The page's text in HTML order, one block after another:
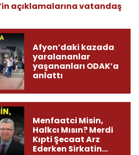
açıklamalarına vatandaş
Afyon’daki kazada
yaralananlar
yaşananları ODAK’a
anlattı
Menfaatci Misin,
Halkcı Mısın? Merdi
Kıpti Şecaat Arz
Ederken Sirkatin